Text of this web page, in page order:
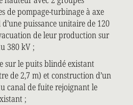
de pompage-turbinage à axe
puissance unitaire de 120
de leur production sur
380 kV ;
sur le puits blindé existant
de 2,7 m) et construction d’un
canal de fuite rejoignant le
;